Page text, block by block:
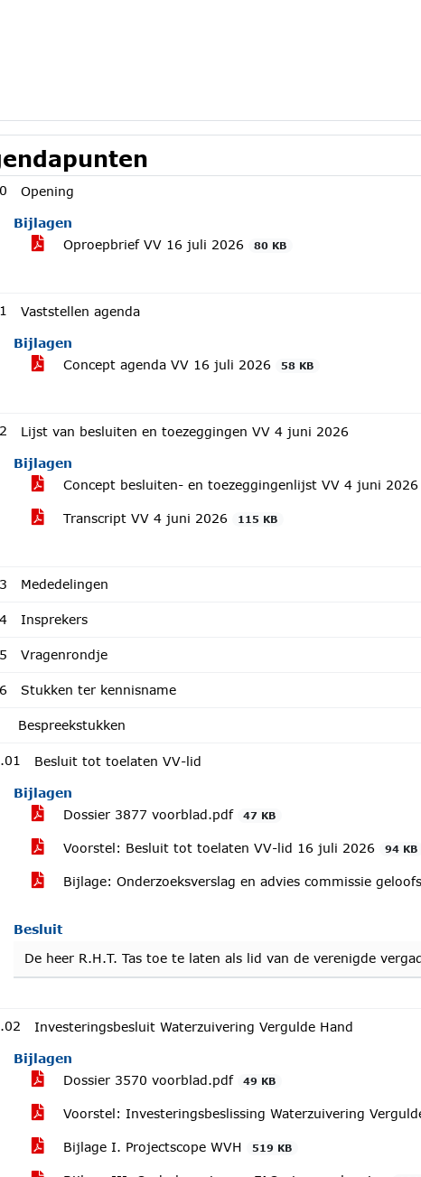
Opening
Bijlagen
Oproepbrief VV 16 juli 2026
80 KB
Vaststellen agenda
Bijlagen
Concept agenda VV 16 juli 2026
58 KB
Lijst van besluiten en toezeggingen VV 4 juni 2026
Bijlagen
Concept besluiten- en toezeggingenlijst VV 4 juni 2026
Transcript VV 4 juni 2026 115 KB
Mededelingen
Insprekers
Vragenrondje
Stukken ter kennisname
Bespreekstukken
Besluit tot toelaten VV-lid
Bijlagen
Dossier 3877 voorblad.pdf
47 KB
Voorstel: Besluit tot toelaten VV-lid 16 juli 2026 94 KB
Bijlage: Onderzoeksverslag en advies commissie
Besluit
De heer R.H.T. Tas toe te laten als lid van de verenigde
Investeringsbesluit Waterzuivering Vergulde Hand
Bijlagen
Dossier 3570 voorblad.pdf
49 KB
Voorstel: Investeringsbeslissing Waterzuivering
Bijlage I. Projectscope WVH 519 KB